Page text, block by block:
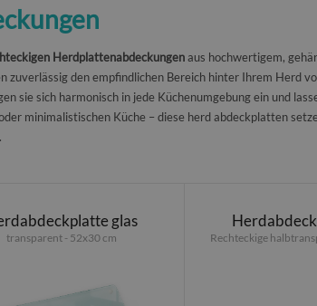
Herdplattenabdeckungenaus hochwertigem,
zuverlässig den empfindlichen Bereich hinter Ihrem Herd
sie sich harmonisch in jede Küchenumgebung ein und
minimalistischen Küche – diese herd abdeckplatten
glas
transparent - 52x30 cm Rechteckige